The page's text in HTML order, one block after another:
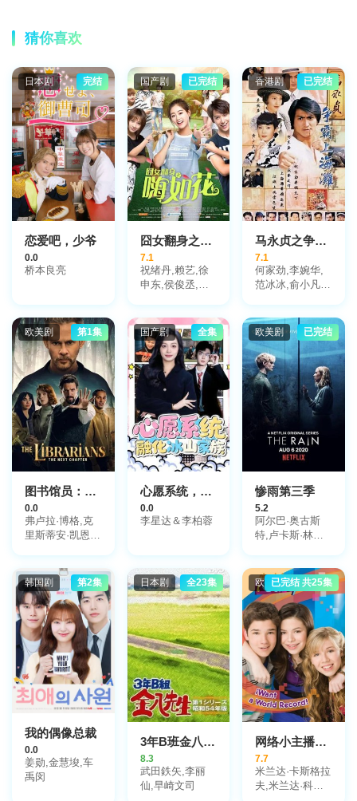
猜你喜欢
日本剧 完结
恋爱吧，少爷
0.0
桥本良亮
国产剧 已完结
囧女翻身之嗨如花
7.1
祝绪丹,赖艺,徐
申东,侯俊丞,宋
羽,李立北,杜双
宇,刘冠麟,黄湄
媚
香港剧 已完结
马永贞之争霸上海滩国语
7.1
何家劲,李婉华,
范冰冰,俞小凡,
烈,徐少强,程思
寒,张振寰,龙天
翔
欧美剧 第1集
图书馆员：下一章第二季
0.0
弗卢拉·博格,克
里斯蒂安·凯恩,
克·莫纳汉,布鲁·
罗宾森,乔什·盖
茨,奥利维亚·莫
里斯,卡勒姆·麦
高
恩,Jeremy·Swift
国产剧 全集
心愿系统，融化冰山家族
0.0
李星达＆李柏蓉
欧美剧 已完结
惨雨第三季
5.2
阿尔巴·奥古斯
特,卢卡斯·林高·
德
克拉拉·罗萨杰,
娜塔莉·玛杜诺,
艾文·艾哈迈德,
约翰内斯·昆
科
韩国剧 第2集
我的偶像总裁
0.0
姜勋,金慧埈,车
禹闵
日本剧 全23集
3年B班金八老师第四季
8.3
武田鉄矢,李丽
仙,早崎文司
欧美剧已完结 共25集
网络小主播第一季
7.7
米兰达·卡斯格拉
夫,米兰达·科斯